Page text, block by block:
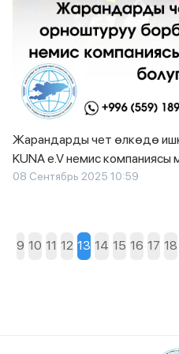
Жарандарды чет өлкөдө
KUNA e.V немис
08 Сентябрь 2025 10:59
9 10 11 12 13 14 15 16 17 18